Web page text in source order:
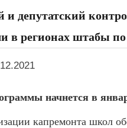
и депутатский
в регионах штабы
начнется в
капремонта школ